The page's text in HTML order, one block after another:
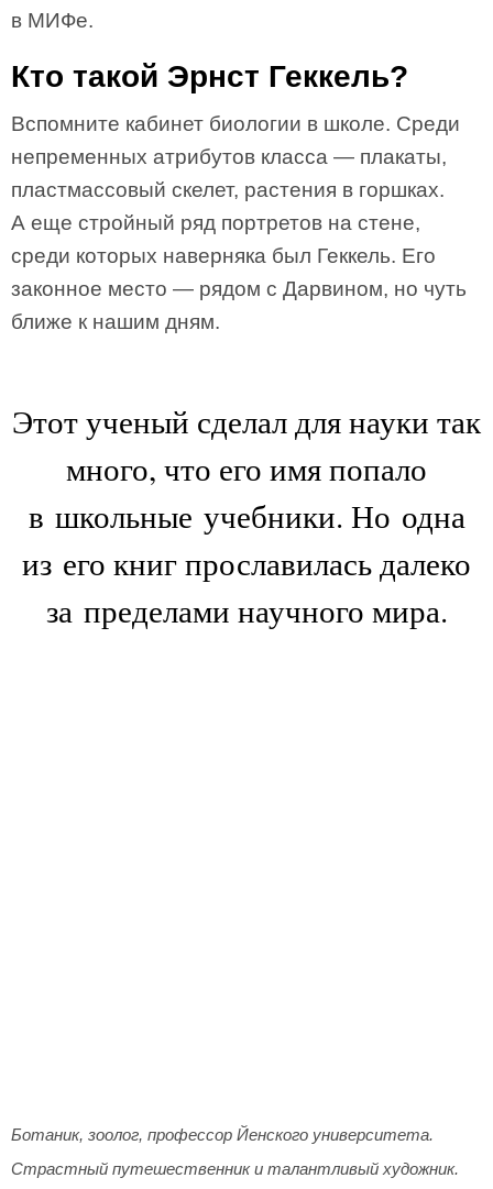
в МИФе.
Кто такой Эрнст Геккель?
Вспомните кабинет биологии в школе. Среди
непременных атрибутов класса — плакаты,
пластмассовый скелет, растения в горшках.
А еще стройный ряд портретов на стене,
среди которых наверняка был Геккель. Его
законное место — рядом с Дарвином, но чуть
ближе к нашим дням.
Этот ученый сделал для науки так
много, что его имя попало
в школьные учебники. Но одна
из его книг прославилась далеко
за пределами научного мира.
Ботаник, зоолог, профессор Йенского университета.
Страстный путешественник и талантливый художник.